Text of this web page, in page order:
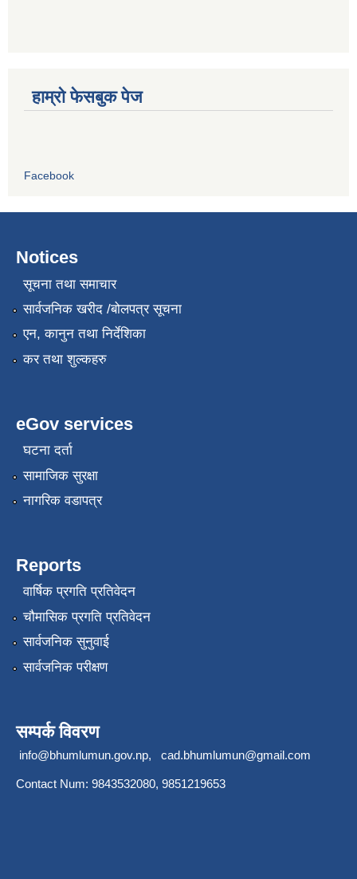
हाम्रो फेसबुक पेज
Facebook
Notices
सूचना तथा समाचार
सार्वजनिक खरीद /बोलपत्र सूचना
एन, कानुन तथा निर्देशिका
कर तथा शुल्कहरु
eGov services
घटना दर्ता
सामाजिक सुरक्षा
नागरिक वडापत्र
Reports
वार्षिक प्रगति प्रतिवेदन
चौमासिक प्रगति प्रतिवेदन
सार्वजनिक सुनुवाई
सार्वजनिक परीक्षण
सम्पर्क विवरण
info@bhumlumun.gov.np, cad.bhumlumun@gmail.com
Contact Num: 9843532080, 9851219653